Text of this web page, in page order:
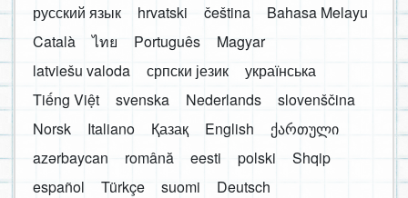
русский язык
hrvatski čeština
Bahasa Melayu
Català
ไทย Português
Magyar
latviešu valoda
српски језик
українська
Tiếng Việt
svenska Nederlands
slovenščina
Norsk
Italiano Қазақ English
ქართული
azərbaycan
română eesti polski
Shqip
español
Türkçe suomi
Deutsch